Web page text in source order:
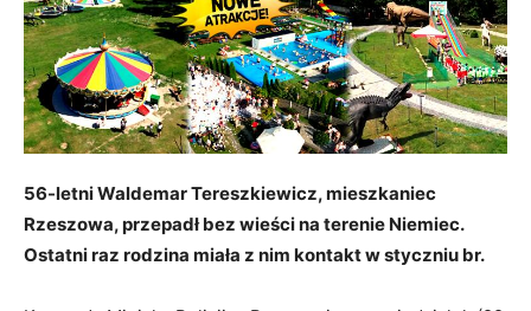
56-letni Waldemar Tereszkiewicz, mieszkaniec
Rzeszowa, przepadł bez wieści na terenie Niemiec.
Ostatni raz rodzina miała z nim kontakt w styczniu br.